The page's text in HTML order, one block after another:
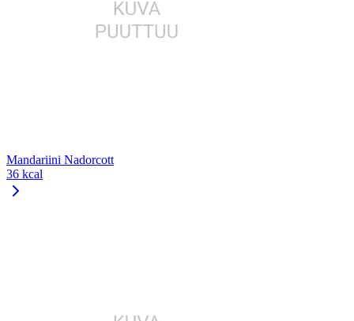
Mandariini Nadorcott
36 kcal